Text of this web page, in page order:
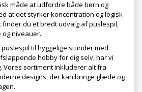
måde at udfordre både børn og
at det styrker koncentration og logisk
du et bredt udvalg af puslespil,
niveauer.
til hyggelige stunder med
hobby for dig selv, har vi
Vores sortiment inkluderer alt fra
designs, der kan bringe glæde og